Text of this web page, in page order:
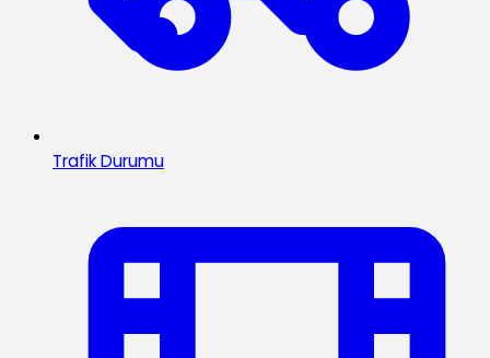
Trafik Durumu